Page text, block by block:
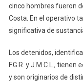
cinco hombres fueron
Costa. En el operativo
significativa de
Los detenidos,
F.G.R. y J.M.C.L.,
y son originarios de